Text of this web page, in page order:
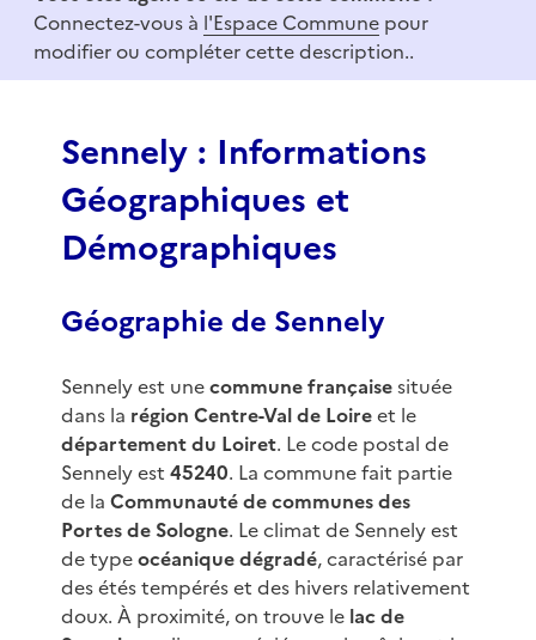
f
Connectez-vous à l'Espace Commune pour
modifier ou compléter cette description..
Sennely : Informations
Géographiques et
Démographiques
Géographie de Sennely
Sennely est unecommune françaisesituée
dans la région Centre-Val de Loireet le
département du Loiret. Le code postal de
Sennely est 45240. La commune fait partie
de la Communauté de communes des
Portes de Sologne. Le climat de Sennely est
de typeocéanique dégradé, caractérisé par
des étés tempérés et des hivers relativement
doux. À proximité, on trouve le lac de